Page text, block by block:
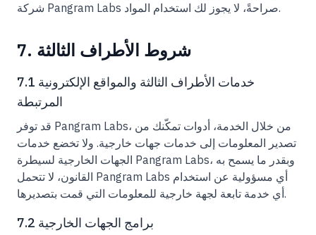
شركة Pangram Labs صراحةً، لا يجوز لك استخدام المواد.
7. شروط الأطراف الثالثة
7.1 خدمات الأطراف الثالثة والمواقع الإلكترونية
المرتبطة
قد توفر Pangram Labs، من خلال الخدمة، أدوات تمكّنك من
تصدير المعلومات إلى خدمات جهات خارجية. ولا تخضع خدمات
الجهات الخارجية لسيطرة Pangram Labs، وبقدر ما يسمح به
القانون، لا تتحمل Pangram Labs أي مسؤولية عن استخدام
أي خدمة تابعة لجهة خارجية للمعلومات التي قمت بتصديرها.
7.2 برامج الجهات الخارجية